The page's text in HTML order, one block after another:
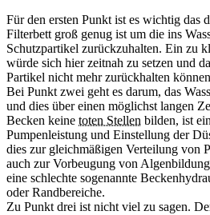
Für den ersten Punkt ist es wichtig das
Filterbett groß genug ist um die ins
Schutzpartikel zurückzuhalten. Ein zu
würde sich hier zeitnah zu setzen und
Partikel nicht mehr zurückhalten
Bei Punkt zwei geht es darum, das
und dies über einen möglichst langen
Becken keine toten Stellen bilden, ist
Pumpenleistung und Einstellung der
dies zur gleichmäßigen Verteilung von
auch zur Vorbeugung von
eine schlechte sogenannte
oder Randbereiche.
Zu Punkt drei ist nicht viel zu sagen.